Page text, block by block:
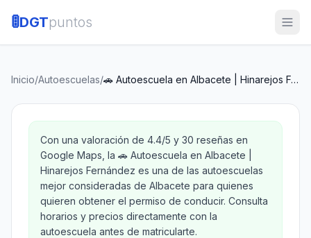
🚦DGTpuntos
Inicio/Autoescuelas/ 🚗 Autoescuela en Albacete | Hinarejos Fernández
Con una valoración de 4.4/5 y 30 reseñas en
Google Maps, la 🚗 Autoescuela en Albacete |
Hinarejos Fernández es una de las autoescuelas
mejor consideradas de Albacete para quienes
quieren obtener el permiso de conducir. Consulta
horarios y precios directamente con la
autoescuela antes de matricularte.